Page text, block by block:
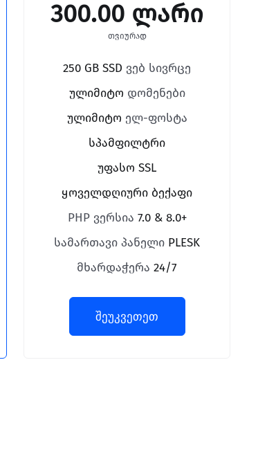
300.00 ლარი
თვიურად
250 GB SSD ვებ სივრცე
ულიმიტო დომენები
ულიმიტო ელ-ფოსტა
სპამფილტრი
უფასო SSL
ყოველდღიური ბექაფი
PHP ვერსია 7.0 & 8.0+
სამართავი პანელი PLESK
მხარდაჭერა24/7
შეუკვეთეთ